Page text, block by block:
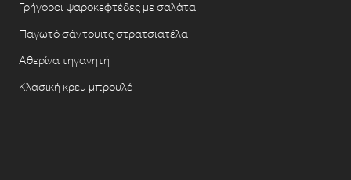
Γρήγοροι ψαροκεφτέδες με σαλάτα
Παγωτό σάντουιτς στρατσιατέλα
Αθερίνα τηγανητή
Κλασική κρεμ μπρουλέ